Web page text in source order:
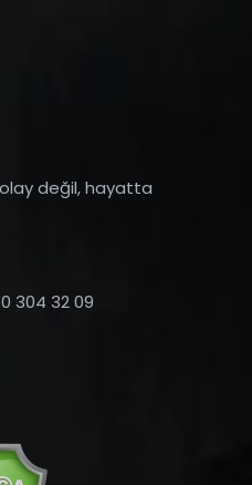
değil, hayatta
304 32 09